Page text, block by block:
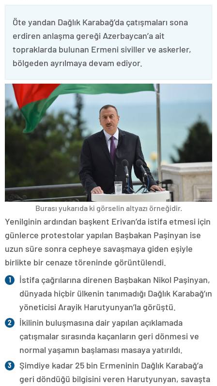
Öte yandan Dağlık Karabağ’da çatışmaları sona
erdiren anlaşma gereği Azerbaycan’a ait
topraklarda bulunan Ermeni siviller ve askerler,
bölgeden ayrılmaya devam ediyor.
Burası yukarıda ki görselin altyazı örneğidir.
Yenilginin ardından başkent Erivan’da istifa etmesi için
günlerce protestolar yapılan Başbakan Paşinyan ise
uzun süre sonra cepheye savaşmaya giden eşiyle
birlikte bir cenaze töreninde görüntülendi.
İstifa çağrılarına direnen Başbakan Nikol Paşinyan,
dünyada hiçbir ülkenin tanımadığı Dağlık Karabağ’ın
yöneticisi Arayik Harutyunyan’la görüştü.
İkilinin buluşmasına dair yapılan açıklamada
çatışmalar sırasında kaçanların geri dönmesi ve
normal yaşamın başlaması masaya yatırıldı.
Şimdiye kadar 25 bin Ermeninin Dağlık Karabağ’a
geri döndüğü bilgisini veren Harutyunyan, savaşta